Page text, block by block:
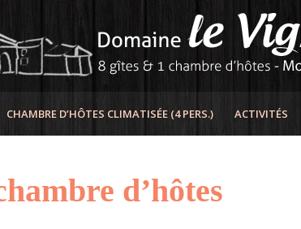
CHAMBRE D’HÔTES CLIMATISÉE (4 PERS.) ACTIVITÉS
d’hôtes